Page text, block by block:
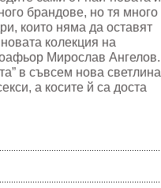
брандове, но тя много
които няма да оставят
колекция на
Мирослав Ангелов.
в съвсем нова светлина
а косите й са доста